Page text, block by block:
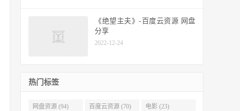
《绝望主夫》-百度云资源 网盘
分享
2022-12-24
热门标签
网盘资源 (94) 百度云资源 (70) 电影 (23)